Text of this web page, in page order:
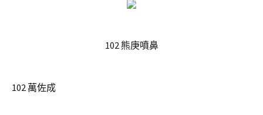
102 熊庚噴鼻
102 萬佐成